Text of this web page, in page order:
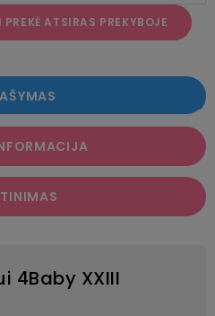
ATSIRAS PREKYBOJE
4Baby XXIII